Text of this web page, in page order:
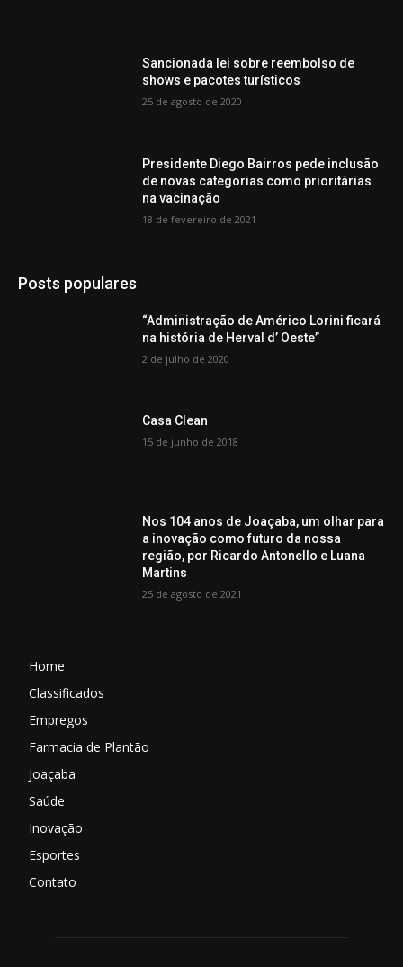
Sancionada lei sobre reembolso de
shows e pacotes turísticos
25 de agosto de 2020
Presidente Diego Bairros pede inclusão
de novas categorias como prioritárias
na vacinação
18 de fevereiro de 2021
Posts populares
“Administração de Américo Lorini ficará
na história de Herval d’ Oeste”
2 de julho de 2020
Casa Clean
15 de junho de 2018
Nos 104 anos de Joaçaba, um olhar para
a inovação como futuro da nossa
região, por Ricardo Antonello e Luana
Martins
25 de agosto de 2021
Home
Classificados
Empregos
Farmacia de Plantão
Joaçaba
Saúde
Inovação
Esportes
Contato